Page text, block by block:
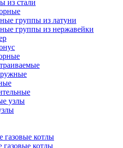
из стали
группы из латуни
группы из нержавейки
узлы
газовые котлы
газовые котлы